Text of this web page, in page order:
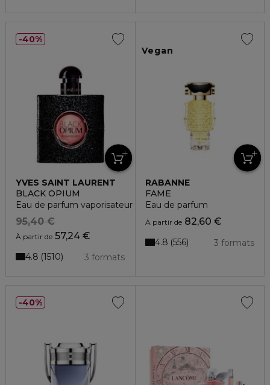
YVES SAINT LAURENT
BLACK OPIUM
Eau de parfum vaporisateur
À partir de 57,24 €
95,40 €
3 formats
4.8 1510
40%
Vegan
RABANNE
FAME
Eau de parfum
À partir de82,60 €
3 formats
4.8 556
40%